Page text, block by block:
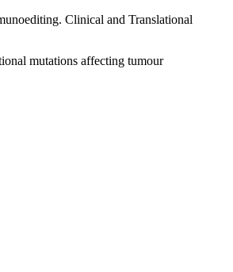
Clinical and Translational
mutations affecting tumour